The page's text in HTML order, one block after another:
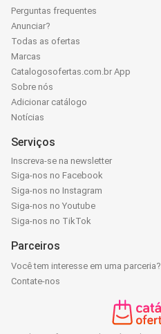
Perguntas frequentes
Anunciar?
Todas as ofertas
Marcas
Catalogosofertas.com.br App
Sobre nós
Adicionar catálogo
Notícias
Serviços
Inscreva-se na newsletter
Siga-nos no Facebook
Siga-nos no Instagram
Siga-nos no Youtube
Siga-nos no TikTok
Parceiros
Você tem interesse em uma parceria?
Contate-nos